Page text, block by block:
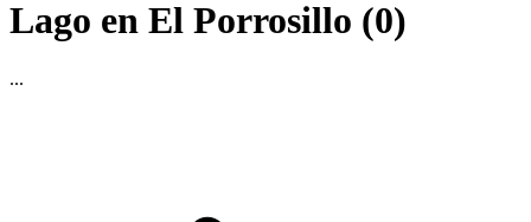
Lago en El Porrosillo (0)
...